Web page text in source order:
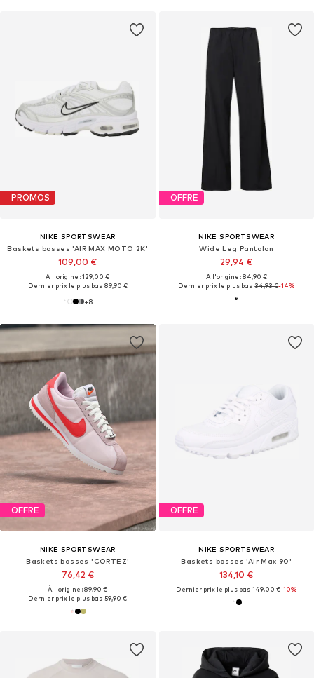
PROMOS
NIKE SPORTSWEAR
Baskets basses 'AIR MAX MOTO 2K'
109,00 €
À l'origine : 129,00 €
Dernier prix le plus bas :89,90 €
+8
OFFRE
NIKE SPORTSWEAR
Wide Leg Pantalon
29,94 €
À l'origine : 84,90 €
Dernier prix le plus bas :34,93 €-14%
OFFRE
NIKE SPORTSWEAR
Baskets basses 'CORTEZ'
76,42 €
À l'origine : 89,90 €
Dernier prix le plus bas :59,90 €
OFFRE
NIKE SPORTSWEAR
Baskets basses 'Air Max 90'
134,10 €
Dernier prix le plus bas :149,00 €-10%